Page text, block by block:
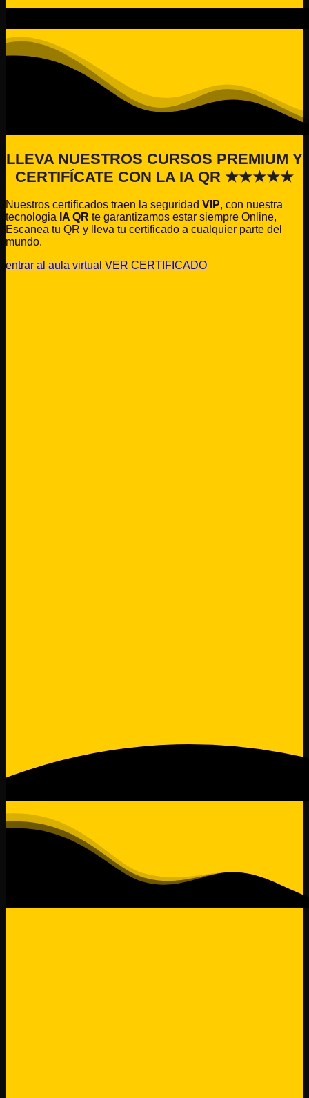
LLEVA NUESTROS CURSOS PREMIUM Y
CERTIFÍCATE CON LA IA QR ★★★★★
Nuestros certificados traen la seguridad VIP, con nuestra
tecnologia IA QR te garantizamos estar siempre Online,
Escanea tu QR y lleva tu certificado a cualquier parte del
mundo.
entrar al aula virtual VER CERTIFICADO